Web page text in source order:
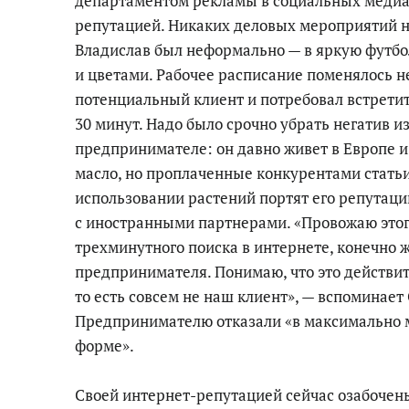
репутацией. Никаких деловых мероприятий
Владислав был неформально — в яркую
и цветами. Рабочее расписание поменялось
потенциальный клиент и потребовал
30 минут. Надо было срочно убрать негатив
предпринимателе: он давно живет в Европе
масло, но проплаченные конкурентами
использовании растений портят его
с иностранными партнерами. «Провожаю
трехминутного поиска в интернете,
предпринимателя. Понимаю, что это
то есть совсем не наш клиент», — вспоминает
Предпринимателю отказали «в максимально
форме».
Своей интернет-репутацией сейчас